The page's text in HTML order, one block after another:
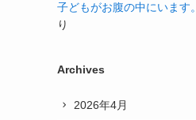
子どもがお腹の中にいます。
り
Archives
2026年4月